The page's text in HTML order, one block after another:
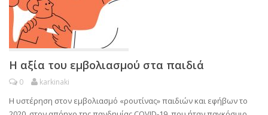
Η αξία του εμβολιασμού στα παιδιά
0 karkinaki
Η υστέρηση στον εμβολιασμό «ρουτίνας» παιδιών και εφήβων το